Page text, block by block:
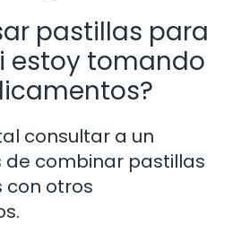
pastillas para
estoy tomando
consultar a un
de combinar pastillas
con otros